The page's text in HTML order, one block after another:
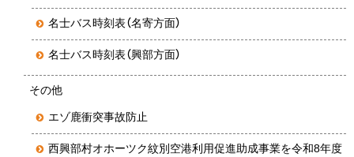
名士バス時刻表（名寄方面）
名士バス時刻表（興部方面）
その他
エゾ鹿衝突事故防止
西興部村オホーツク紋別空港利用促進助成事業を令和8年度